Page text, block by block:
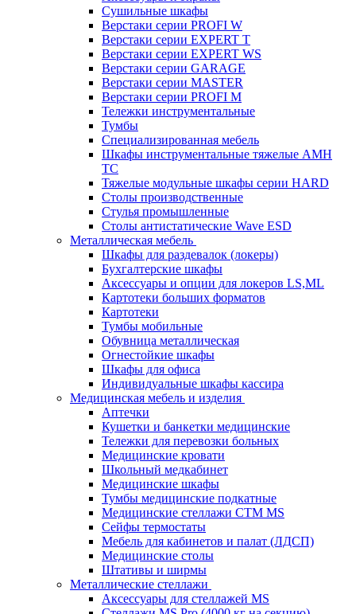
Cушильные шкафы
Верстаки серии PROFI W
Верстаки серии EXPERT T
Верстаки серии EXPERT WS
Верстаки серии GARAGE
Верстаки серии MASTER
Верстаки серии PROFI M
Тележки инструментальные
Тумбы
Cпециализированная мебель
Шкафы инструментальные тяжелые AMH
TC
Тяжелые модульные шкафы серии HARD
Столы производственные
Стулья промышленные
Столы антистатические Wave ESD
Металлическая мебель
Шкафы для раздевалок (локеры)
Бухгалтерские шкафы
Аксессуары и опции для локеров LS,ML
Картотеки больших форматов
Картотеки
Тумбы мобильные
Обувница металлическая
Огнестойкие шкафы
Шкафы для офиса
Индивидуальные шкафы кассира
Медицинская мебель и изделия
Аптечки
Кушетки и банкетки медицинские
Тележки для перевозки больных
Медицинские кровати
Школьный медкабинет
Медицинские шкафы
Тумбы медицинские подкатные
Медицинские стеллажи CTM MS
Сейфы термостаты
Мебель для кабинетов и палат (ЛДСП)
Медицинские столы
Штативы и ширмы
Металлические стеллажи
Аксессуары для стеллажей MS